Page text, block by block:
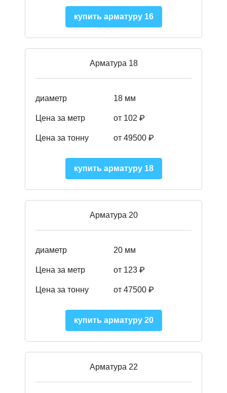
купить арматуру 16
Арматура 18
диаметр 18 мм
Цена за метр от 102 ₽
Цена за тонну от 49500 ₽
купить арматуру 18
Арматура 20
диаметр 20 мм
Цена за метр от 123 ₽
Цена за тонну от 47500 ₽
купить арматуру 20
Арматура 22